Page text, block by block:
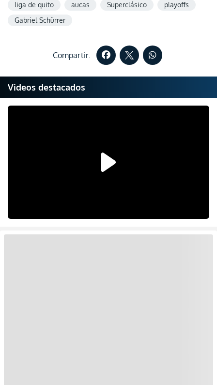
liga de quito aucas Superclásico
playoffs
Gabriel Schürrer
Compartir:
Videos destacados